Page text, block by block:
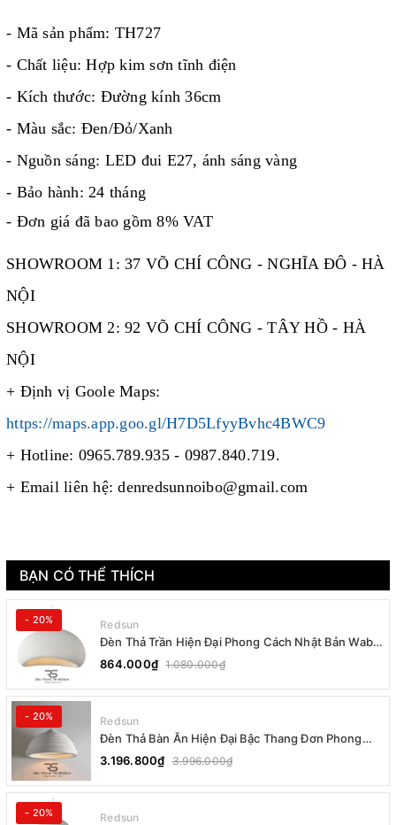
- Mã sản phẩm: TH727
- Chất liệu: Hợp kim sơn tĩnh điện
- Kích thước: Đường kính 36cm
- Màu sắc: Đen/Đỏ/Xanh
- Nguồn sáng: LED đui E27, ánh sáng vàng
- Bảo hành: 24 tháng
- Đơn giá đã bao gồm 8% VAT
SHOWROOM 1: 37 VÕ CHÍ CÔNG - NGHĨA ĐÔ - HÀ
NỘI
SHOWROOM 2: 92 VÕ CHÍ CÔNG - TÂY HỒ - HÀ
NỘI
+ Định vị Goole Maps:
https://maps.app.goo.gl/H7D5LfyyBvhc4BWC9
+ Hotline: 0965.789.935 - 0987.840.719.
+ Email liên hệ: denredsunnoibo@gmail.com
BẠN CÓ THỂ THÍCH
- 20% Redsun
Đèn Thả Trần Hiện Đại Phong Cách Nhật Bản Wabi-
sabi CDT-T036 Dáng B
864.000₫ 1.080.000₫
- 20% Redsun
Đèn Thả Bàn Ăn Hiện Đại Bậc Thang Đơn Phong
Cách Nhật Bản Wabi-sabi DC-T078B
3.196.800₫ 3.996.000₫
- 20% Redsun